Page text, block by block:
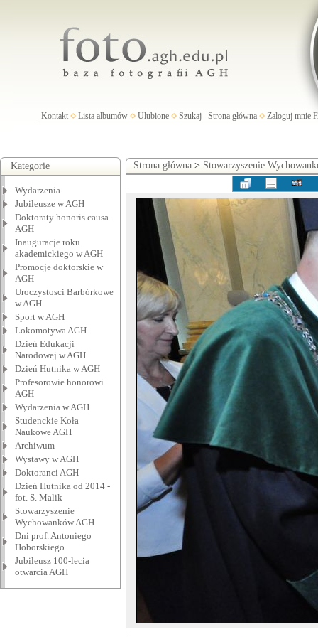
Kontakt Lista albumów Ulubione Szukaj Strona główna Zaloguj mnie
Kategorie
Wydarzenia
Jubileusze w AGH
Doktoraty honoris causa
AGH
Inauguracje roku
akademickiego w AGH
Promocje doktorskie w
AGH
Uroczystosci Barbórkowe
w AGH
Sport w AGH
Lokomotywa AGH
Dzień Edukacji
Narodowej w AGH
Dzień Hutnika w AGH
Profesorowie honorowi
AGH
Wydarzenia w AGH
Studenckie Koła
Naukowe AGH
Archiwum
Wystawy w AGH
Doktoranci AGH
Dzień Hutnika od 2014 -
fot. S. Malik
Stowarzyszenie
Wychowanków AGH
Dni prof. Antoniego
Hoborskiego
Jubileusz 100-lecia
otwarcia AGH
Strona główna > Stowarzyszenie